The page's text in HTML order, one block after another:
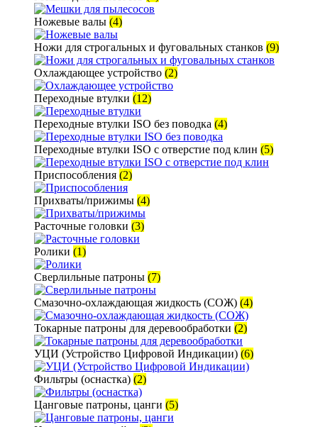
Ножевые валы (4)
Ножи для строгальных и фуговальных станков (9)
Охлаждающее устройство (2)
Переходные втулки (12)
Переходные втулки ISO без поводка (4)
Переходные втулки ISO с отверстие под клин (5)
Приспособления (2)
Прихваты/прижимы (4)
Расточные головки (3)
Ролики (1)
Сверлильные патроны (7)
Смазочно-охлаждающая жидкость (СОЖ) (4)
Токарные патроны для деревообработки (2)
УЦИ (Устройство Цифровой Индикации) (6)
Фильтры (оснастка) (2)
Цанговые патроны, цанги (5)